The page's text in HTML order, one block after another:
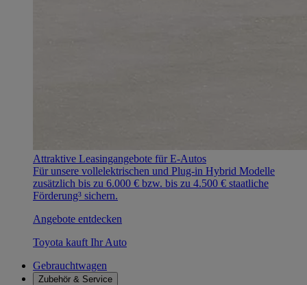
Attraktive Leasingangebote für E-Autos
Für unsere vollelektrischen und Plug-in Hybrid Modelle
zusätzlich bis zu 6.000 € bzw. bis zu 4.500 € staatliche
Förderung³ sichern.
Angebote entdecken
Toyota kauft Ihr Auto
Gebrauchtwagen
Zubehör & Service